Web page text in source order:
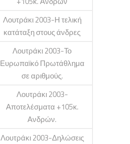
Λουτράκι 2003-Η τελική
κατάταξη στους άνδρες
Λουτράκι 2003-Το
Ευρωπαϊκό Πρωτάθλημα
σε αριθμούς.
Λουτράκι 2003-
Αποτελέσματα +105κ.
Ανδρών.
Λουτράκι 2003-Δηλώσεις